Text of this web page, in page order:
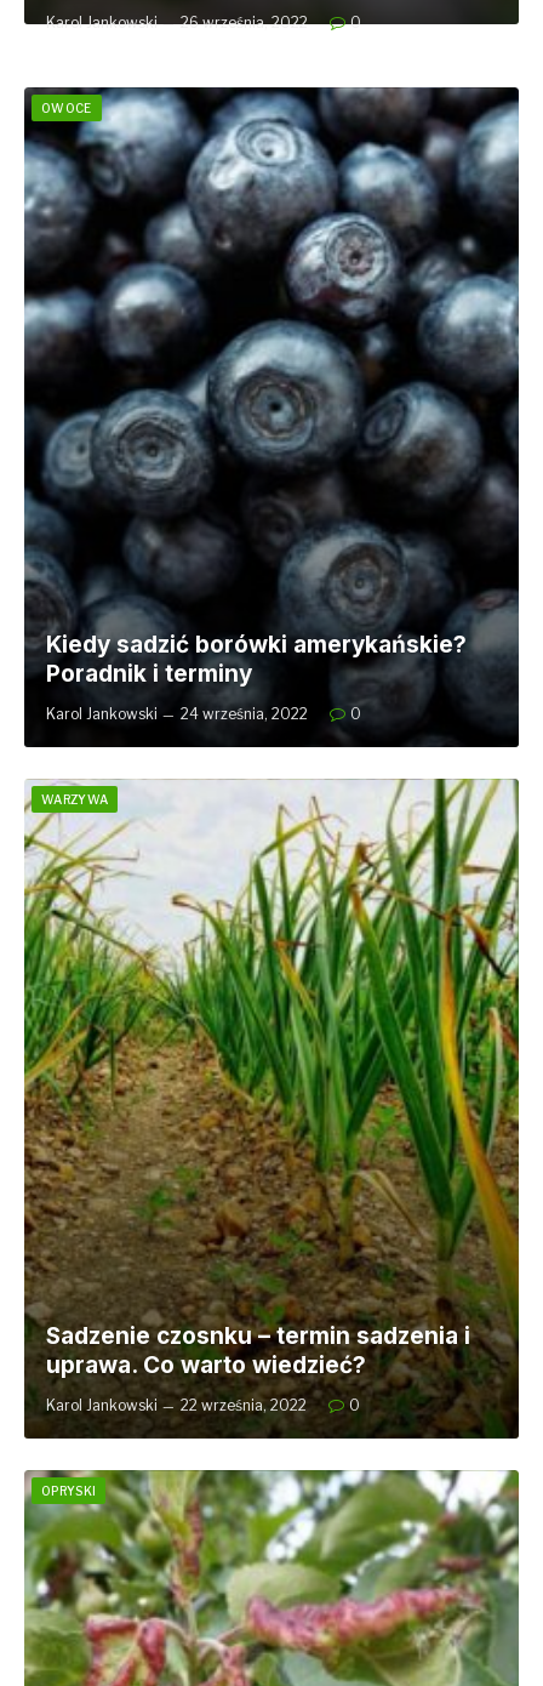
Karol Jankowski 26 września, 2022 0
OWOCE
Kiedy sadzić borówki amerykańskie?
Poradnik i terminy
Karol Jankowski 24 września, 2022 0
WARZYWA
Sadzenie czosnku – termin sadzenia i
uprawa. Co warto wiedzieć?
Karol Jankowski 22 września, 2022 0
OPRYSKI